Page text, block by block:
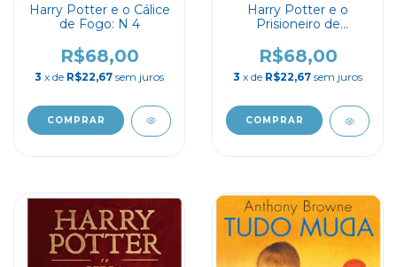
Harry Potter e o Cálice
de Fogo: N 4
R$68,00
3 x de R$22,67 sem juros
Harry Potter e o
Prisioneiro de
R$68,00
3 x de R$22,67 sem juros